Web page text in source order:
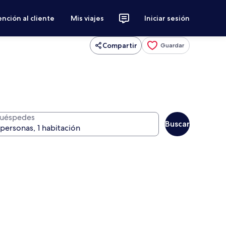
al cliente Mis viajes Iniciar sesión
Compartir Guardar
Buscar